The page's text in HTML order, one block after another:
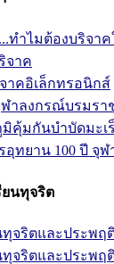
ทำไมต้องบริจา
จาค
าคอิเล็กทรอนิกส์
าลงกรณ์บรมรา
คุ้มกันบำบัดมะเ
อุทยาน 100 ปี จุ
ยนทุจริต
ทุจริตและประพฤ
ทุจริตและประพฤ